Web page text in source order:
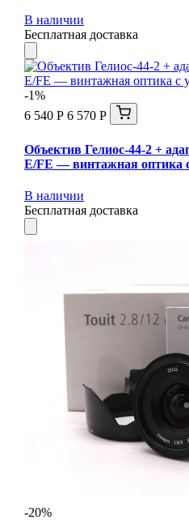
В наличии
Бесплатная доставка
-1%
6 540 Р 6 570 Р
Объектив Гелиос-44-2 +
E/FE — винтажная оптика
В наличии
Бесплатная доставка
-20%